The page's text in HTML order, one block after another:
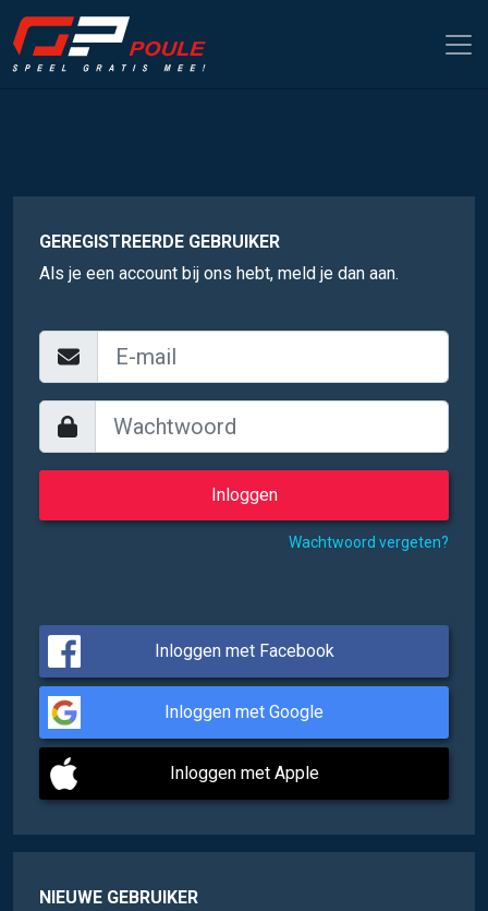
GEREGISTREERDE GEBRUIKER
Als je een account bij ons hebt, meld je dan aan.
Wachtwoord vergeten?
Inloggen met Facebook
Inloggen met Google
Inloggen met Apple
NIEUWE GEBRUIKER